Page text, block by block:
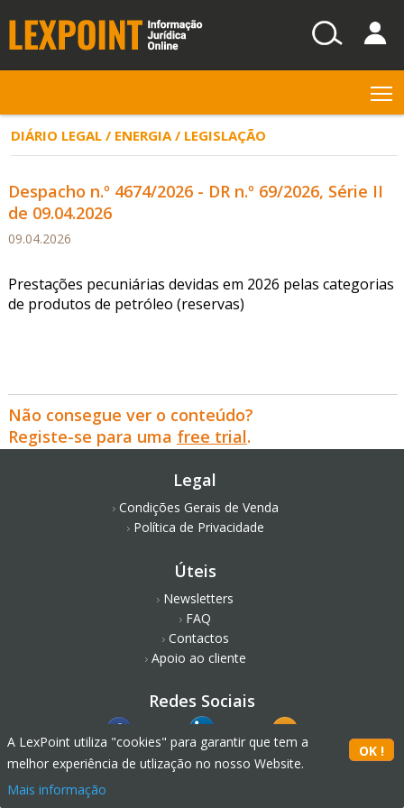
DIÁRIO LEGAL / ENERGIA / LEGISLAÇÃO
Despacho n.º 4674/2026 - DR n.º 69/2026, Série II
de 09.04.2026
09.04.2026
Prestações pecuniárias devidas em 2026 pelas categorias
de produtos de petróleo (reservas)
Não consegue ver o conteúdo?
Registe-se para uma free trial.
Legal
Condições Gerais de Venda
Política de Privacidade
Úteis
Newsletters
FAQ
Contactos
Apoio ao cliente
Redes Sociais
A LexPoint utiliza "cookies" para garantir que tem a
melhor experiência de utlização no nosso Website.
Mais informação